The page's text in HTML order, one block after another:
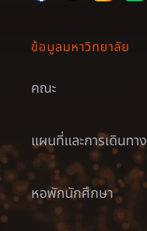
ข้อมูลมหาวิทยาลัย
คณะ
แผนที่และการเดินทาง
หอพักนักศึกษา